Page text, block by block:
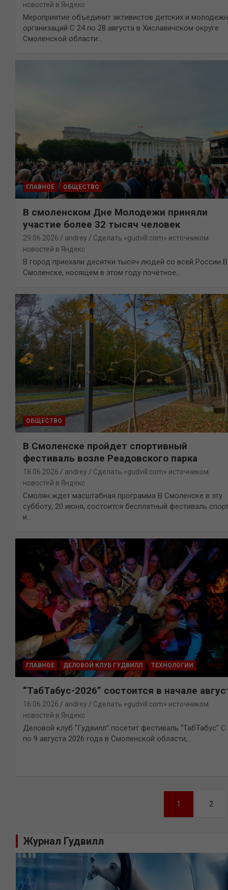
новостей в Яндекс
Мероприятие объединит активистов детских и
организаций С 24 по 28 августа в Хиславичском округе
Смоленской области…
ГЛАВНОЕ ОБЩЕСТВО
В смоленском Дне Молодежи приняли
участие более 32 тысяч человек
29.06.2026 andrey
Сделать «gudvill.com» источником
новостей в Яндекс
В город приехали десятки тысяч людей со всей России В
Смоленске, носящем в этом году почётное…
ОБЩЕСТВО
В Смоленске пройдет спортивный
фестиваль возле Реадовского парка
18.06.2026 andrey
Сделать «gudvill.com» источником
новостей в Яндекс
Смолян ждет масштабная программа В Смоленске в эту
субботу, 20 июня, состоится бесплатный фестиваль
и…
ГЛАВНОЕ ДЕЛОВОЙ КЛУБ ГУДВИЛЛ ТЕХНОЛОГИИ
“ТабТабус-2026” состоится в начале
16.06.2026 andrey
Сделать «gudvill.com» источником
новостей в Яндекс
Деловой клуб “Гудвилл” посетит фестиваль “ТабТабус” С
по 9 августа 2026 года в Смоленской области,…
записям
1 2
Журнал Гудвилл